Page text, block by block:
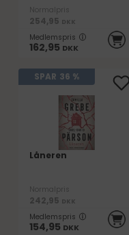
Normalpris
254,95 DKK
Medlemspris
162,95 DKK
SPAR 36 %
Låneren
Normalpris
242,95 DKK
Medlemspris
154,95 DKK